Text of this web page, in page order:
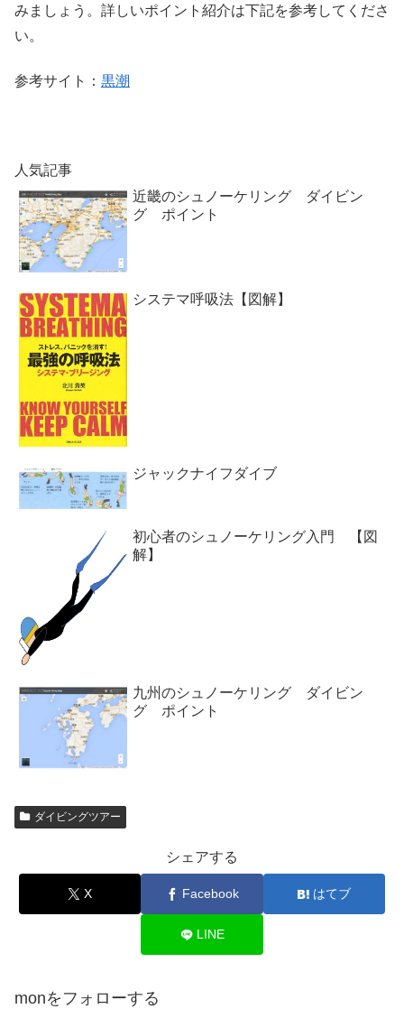
みましょう。詳しいポイント紹介は下記を参考してくださ
い。
参考サイト： 黒潮
人気記事
近畿のシュノーケリング ダイビン
グ ポイント
システマ呼吸法【図解】
ジャックナイフダイブ
初心者のシュノーケリング入門 【図
解】
九州のシュノーケリング ダイビン
グ ポイント
ダイビングツアー
シェアする
X Facebook はてブ
LINE
monをフォローする